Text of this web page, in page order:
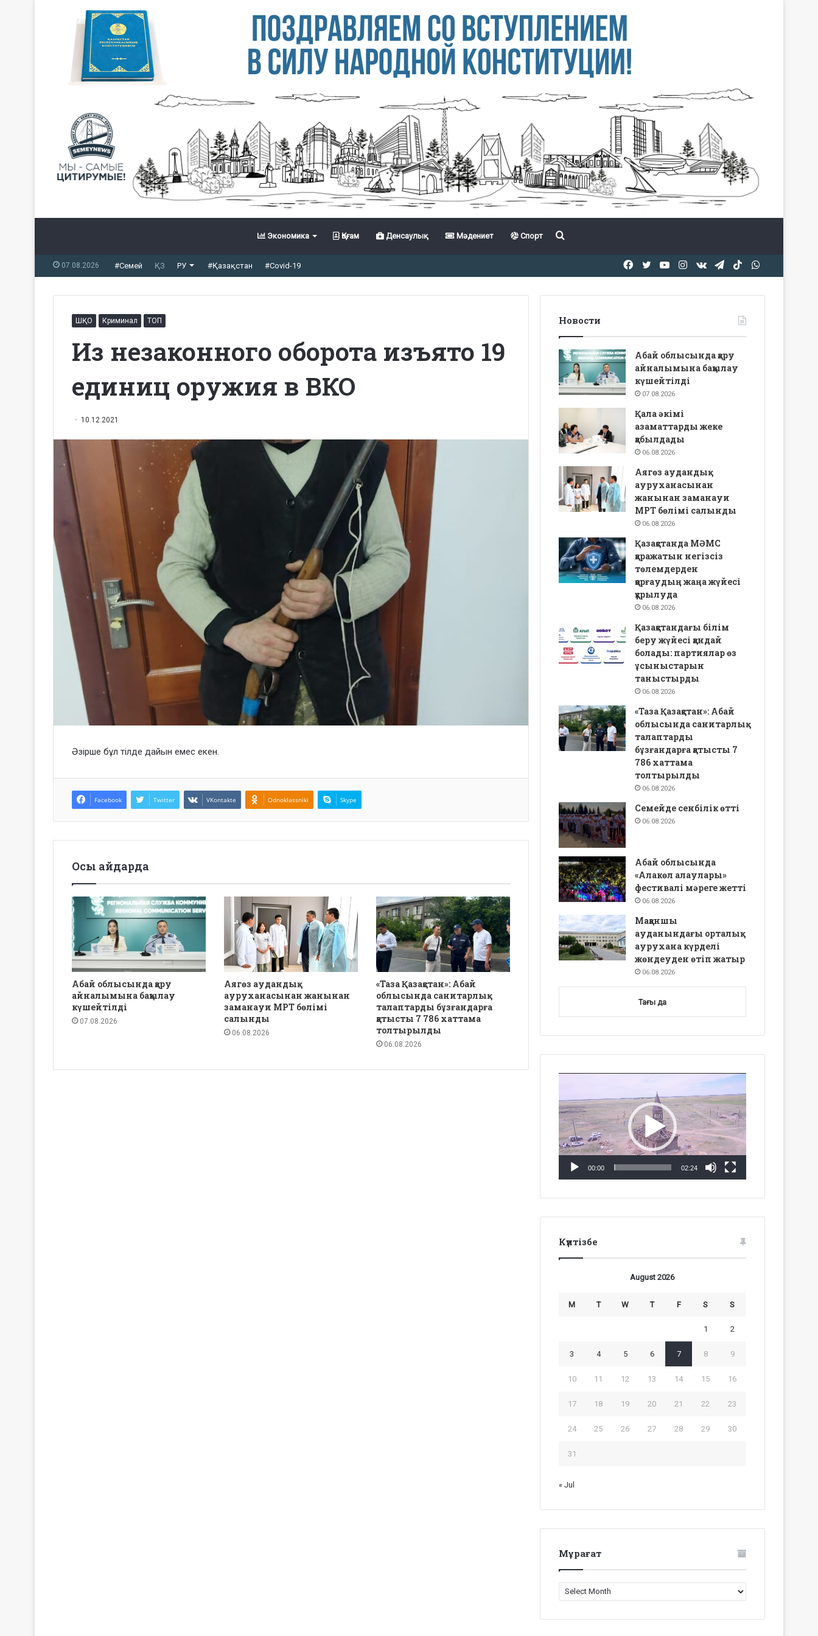
Экономика Қоғам Денсаулық Мәдениет Спорт
07.08.2026 #Семей ҚЗ РУ #Қазақстан #Covid-19 TikTok
Telegram
vk.com
Instagram
YouTube
Twitter
Facebook
ШҚО Криминал ТОП
Из незаконного оборота изъято 19
единиц оружия в ВКО
10.12.2021
Әзірше бұл тілде дайын емес екен.
Facebook Twitter VKontakte Odnoklassniki Skype
Осы айдарда
Абай облысында қару
айналымына бақылау
күшейтілді
07.08.2026
Аягөз аудандық
ауруханасынан жанынан
заманауи МРТ бөлімі
салынды
06.08.2026
«Таза Қазақстан»: Абай
облысында санитарлық
талаптарды бұзғандарға
қатысты 7 786 хаттама
толтырылды
06.08.2026
Новости
Абай облысында қару
айналымына бақылау
күшейтілді
07.08.2026
Қала әкімі
азаматтарды жеке
қабылдады
06.08.2026
Аягөз аудандық
ауруханасынан
жанынан заманауи
МРТ бөлімі салынды
06.08.2026
Қазақстанда МӘМС
қаражатын негізсіз
төлемдерден
қорғаудың жаңа жүйесі
құрылуда
06.08.2026
Қазақстандағы білім
беру жүйесі қандай
болады: партиялар өз
ұсыныстарын
таныстырды
06.08.2026
«Таза Қазақстан»: Абай
облысында санитарлық
талаптарды
бұзғандарға қатысты 7
786 хаттама
толтырылды
06.08.2026
Семейде сенбілік өтті
06.08.2026
Абай облысында
«Алакөл алаулары»
фестивалі мәреге жетті
06.08.2026
Мақаншы
ауданындағы орталық
аурухана күрделі
жөндеуден өтіп жатыр
06.08.2026
Тағы да
00:00 02:24
Күнтізбе
August 2026
M T W T F S S
1 2
3 4 5 6 7 8 9
10 11 12 13 14 15 16
17 18 19 20 21 22 23
24 25 26 27 28 29 30
31
« Jul
Мұрағат
Мұрағат